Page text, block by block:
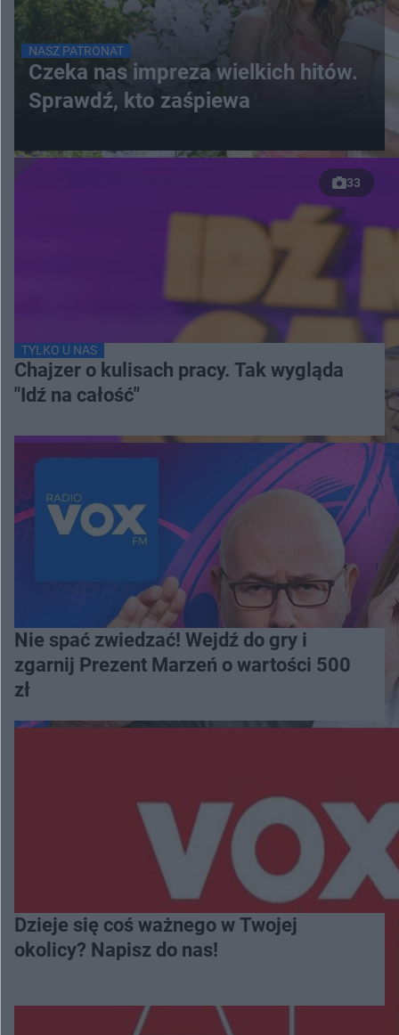
NASZ PATRONAT
Czeka nas impreza wielkich hitów.
Sprawdź, kto zaśpiewa
33
TYLKO U NAS
Chajzer o kulisach pracy. Tak wygląda
"Idź na całość"
Nie spać zwiedzać! Wejdź do gry i
zgarnij Prezent Marzeń o wartości 500
zł
Dzieje się coś ważnego w Twojej
okolicy? Napisz do nas!